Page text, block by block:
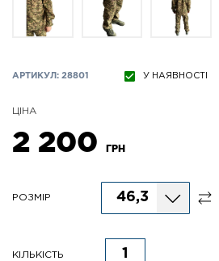
АРТИКУЛ: 28801 У НАЯВНОСТІ
ЦІНА
2 200 ГРН
РОЗМІР 46,3
КІЛЬКІСТЬ